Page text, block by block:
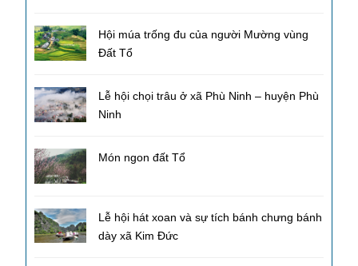
Hội múa trống đu của người Mường vùng
Đất Tổ
Lễ hội chọi trâu ở xã Phù Ninh – huyện Phù
Ninh
Món ngon đất Tổ
Lễ hội hát xoan và sự tích bánh chưng bánh
dày xã Kim Đức